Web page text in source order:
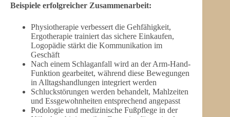
Beispiele erfolgreicher Zusammenarbeit:
Physiotherapie verbessert die Gehfähigkeit,
Ergotherapie trainiert das sichere Einkaufen,
Logopädie stärkt die Kommunikation im
Geschäft
Nach einem Schlaganfall wird an der Arm-Hand-
Funktion gearbeitet, während diese Bewegungen
in Alltagshandlungen integriert werden
Schluckstörungen werden behandelt, Mahlzeiten
und Essgewohnheiten entsprechend angepasst
Podologie und medizinische Fußpflege in der